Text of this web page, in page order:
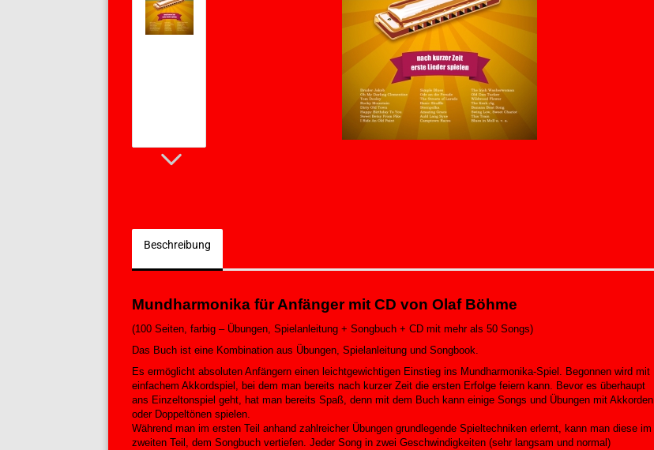
Beschreibung
Mundharmonika für Anfänger mit CD von Olaf Böhme
(100 Seiten, farbig – Übungen, Spielanleitung + Songbuch + CD mit mehr als 50 Songs)
Das Buch ist eine Kombination aus Übungen, Spielanleitung und Songbook.
Es ermöglicht absoluten Anfängern einen leichtgewichtigen Einstieg ins Mundharmonika-Spiel. Begonnen wird mit
einfachem Akkordspiel, bei dem man bereits nach kurzer Zeit die ersten Erfolge feiern kann. Bevor es überhaupt
ans Einzeltonspiel geht, hat man bereits Spaß, denn mit dem Buch kann einige Songs und Übungen mit Akkorden
oder Doppeltönen spielen.
Während man im ersten Teil anhand zahlreicher Übungen grundlegende Spieltechniken erlernt, kann man diese im
zweiten Teil, dem Songbuch vertiefen. Jeder Song in zwei Geschwindigkeiten (sehr langsam und normal)